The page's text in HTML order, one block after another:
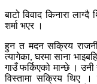
बाटो विवाद किनारा
शर्मा भएर ।
हुन त मदन सक्रिय
त्यागेका, घरमा साना
गाउँ फर्किएको मान्छे । उनी
विस्तामा सक्रिय थिए